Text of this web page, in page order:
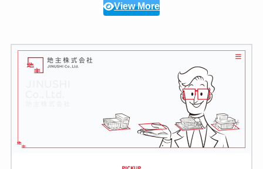
View More